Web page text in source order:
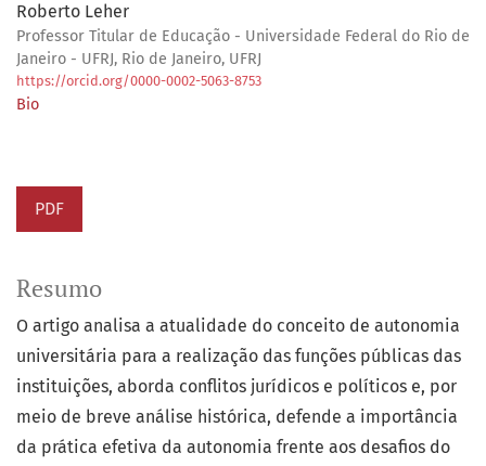
Roberto Leher
Professor Titular de Educação - Universidade Federal do Rio de
Janeiro - UFRJ, Rio de Janeiro, UFRJ
https://orcid.org/0000-0002-5063-8753
Bio
PDF
Resumo
O artigo analisa a atualidade do conceito de autonomia
universitária para a realização das funções públicas das
instituições, aborda conflitos jurídicos e políticos e, por
meio de breve análise histórica, defende a importância
da prática efetiva da autonomia frente aos desafios do